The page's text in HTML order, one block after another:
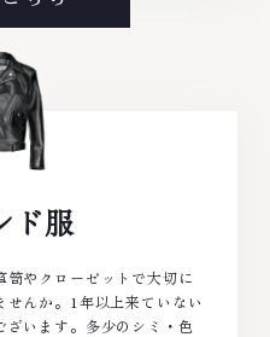
ド服
やクローゼットで大切に
んか。1年以上来ていない
ざいます。多少のシミ・色